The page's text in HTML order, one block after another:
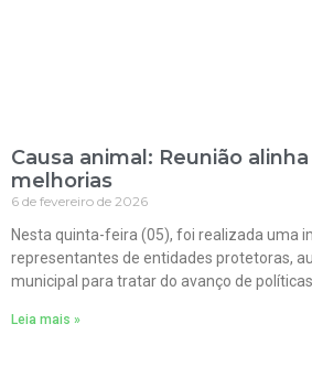
Causa animal: Reunião
melhorias
6 de fevereiro de 2026
Nesta quinta-feira (05), foi realizada uma
representantes de entidades protetoras,
municipal para tratar do avanço de
Leia mais »